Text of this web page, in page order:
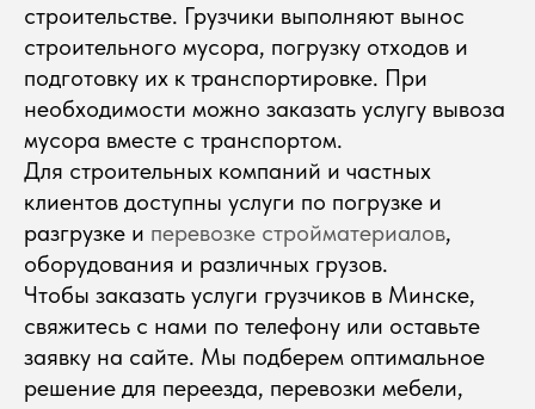
строительстве. Грузчики выполняют вынос
строительного мусора, погрузку отходов и
подготовку их к транспортировке. При
необходимости можно заказать услугу вывоза
мусора вместе с транспортом.
Для строительных компаний и частных
клиентов доступны услуги по погрузке и
разгрузке и перевозке стройматериалов,
оборудования и различных грузов.
Чтобы заказать услуги грузчиков в Минске,
свяжитесь с нами по телефону или оставьте
заявку на сайте. Мы подберем оптимальное
решение для переезда, перевозки мебели,
Грузоперевозки
Обратный звонок
Международные грузоперевозки